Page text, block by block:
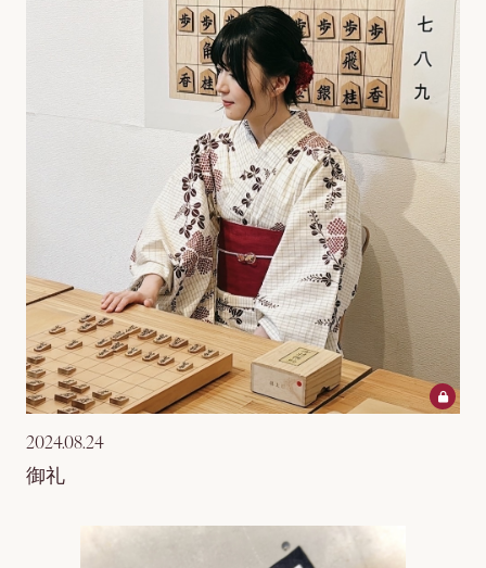
2024.08.24
御礼